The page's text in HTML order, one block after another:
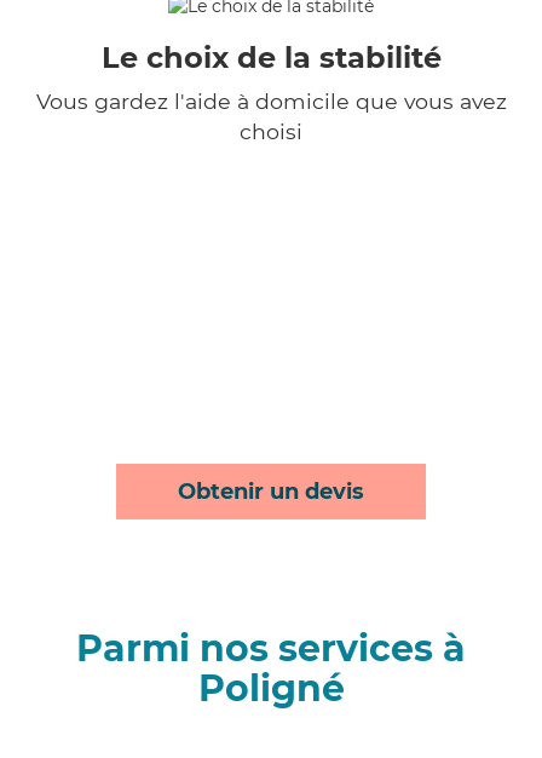
Le choix de la stabilité
Vous gardez l'aide à domicile que vous avez
choisi
Obtenir un devis
Parmi nos services à
Poligné